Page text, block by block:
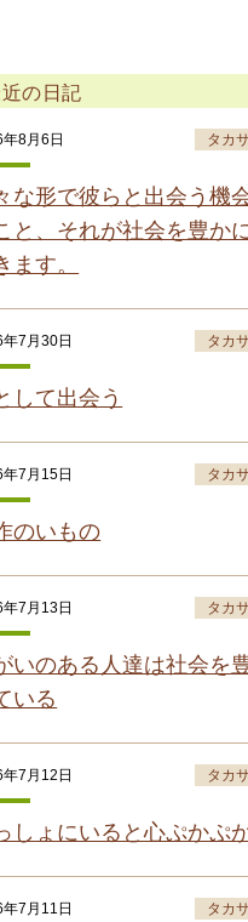
の日記
8月6日 タカ
な形で彼らと出会う機
と、それが社会を豊か
ます。
7月30日 タカ
して出会う
7月15日 タカ
のいもの
7月13日 タカ
いのある人達は社会を
いる
7月12日 タカ
しょにいると心ぷかぷ
7月11日 タカ